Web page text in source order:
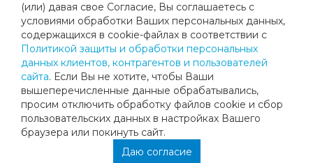
(или) давая свое Согласие, Вы соглашаетесь с
условиями обработки Ваших персональных данных,
содержащихся в cookie-файлах в соответствии с
Политикой защиты и обработки персональных
данных клиентов, контрагентов и пользователей
сайта. Если Вы не хотите, чтобы Ваши
вышеперечисленные данные обрабатывались,
просим отключить обработку файлов cookie и сбор
пользовательских данных в настройках Вашего
браузера или покинуть сайт.
Даю согласие
ДРУЖЕСКАЯ ВСТРЕЧА С СШОР
«ОЛИМПИЕЦ»
16 ноября на кортах нашего клуба прошел дружеский
турнир между командами «МЕГАСПОРТ ТЕННИС» и
СШОР «Олимпиец».